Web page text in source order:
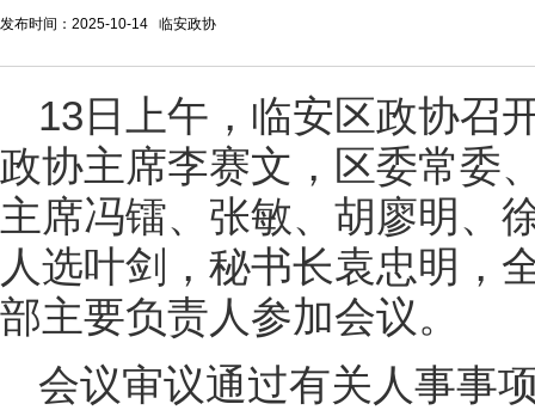
发布时间：2025-10-14 临安政协
13日上午，临安区政协召
政协主席李赛文，区委常委
主席冯镭、张敏、胡廖明、
人选叶剑，秘书长袁忠明，
部主要负责人参加会议。
会议审议通过有关人事事